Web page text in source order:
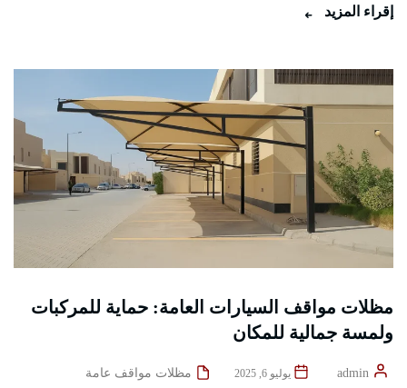
إقراء المزيد
مظلات مواقف السيارات العامة: حماية للمركبات
ولمسة جمالية للمكان
يوليو 6, 2025 مظلات مواقف عامة